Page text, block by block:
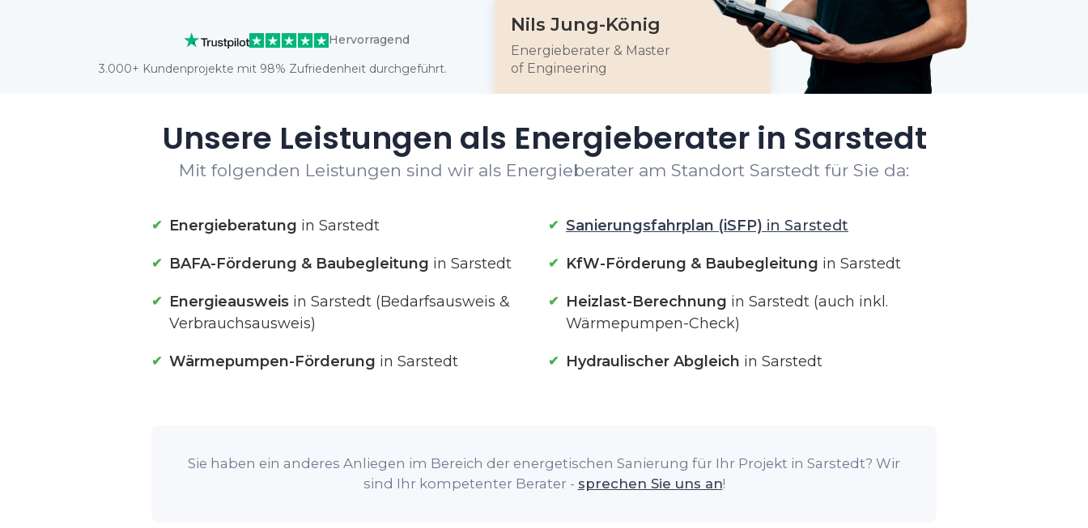
Hervorragend
3.000+ Kundenprojekte mit 98% Zufriedenheit durchgeführt.
Nils Jung-König
Energieberater & Master
of Engineering
Unsere Leistungen als Energieberater in Sarstedt
Mit folgenden Leistungen sind wir als Energieberater am Standort Sarstedt für Sie da:
Energieberatung in Sarstedt Sanierungsfahrplan (iSFP) in Sarstedt
BAFA-Förderung & Baubegleitung in Sarstedt KfW-Förderung & Baubegleitung in Sarstedt
Energieausweis in Sarstedt (Bedarfsausweis &
Verbrauchsausweis)
Heizlast-Berechnung in Sarstedt (auch inkl.
Wärmepumpen-Check)
Wärmepumpen-Förderung in Sarstedt Hydraulischer Abgleich in Sarstedt
Sie haben ein anderes Anliegen im Bereich der energetischen Sanierung für Ihr Projekt in Sarstedt? Wir
sind Ihr kompetenter Berater - sprechen Sie uns an!